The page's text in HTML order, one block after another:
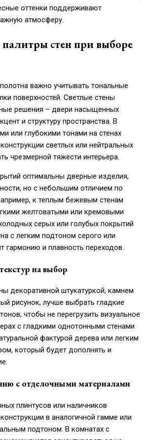
оттенки поддерживают
атмосферу.
палитры стен при выборе
важно учитывать тональные
поверхностей. Светлые стены
решения – двери насыщенных
и структуру пространства. В
или глубокими тонами на стенах
светлых или нейтральных
чрезмерной тяжести интерьера.
оптимальны дверные изделия,
но с небольшим отличием по
к теплым бежевым стенам
желтоватыми или кремовыми
серых или голубых покрытий
с легким подтоном серого или
гармонию и плавность переходов.
на выбор
декоративной штукатуркой, камнем
рисунок, лучше выбрать гладкие
чтобы не перегрузить визуальное
с гладкими однотонными стенами
фактурой дерева или легким
который будет дополнять и
с отделочными материалами
плинтусов или наличников
в аналогичной гамме или
подтоном. В комнатах с